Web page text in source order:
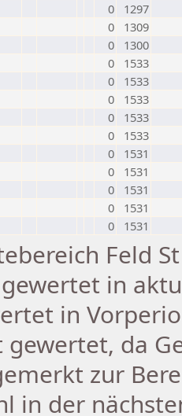
0
1297
0
1309
0
1300
0
1533
0
1533
0
1533
0
1533
0
1533
0
1531
0
1531
0
1531
0
1531
0 1531
Feld
in
in
gewertet, da
zur
in der